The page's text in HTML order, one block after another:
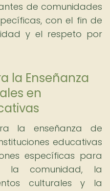
de comunidades
con el fin de
y el respeto por
la Enseñanza
en
la enseñanza de
educativas
específicas para
la comunidad, la
culturales y la